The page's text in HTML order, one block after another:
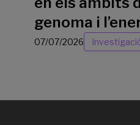
genoma i
07/07/2026